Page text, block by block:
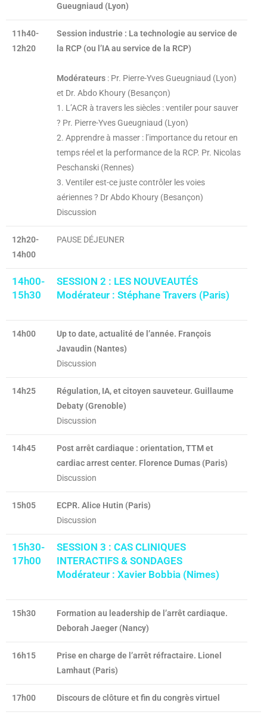
Gueugniaud (Lyon)
11h40-
12h20
Session industrie : La technologie au service de
la RCP (ou l’IA au service de la RCP)
Modérateurs : Pr. Pierre-Yves Gueugniaud (Lyon)
et Dr. Abdo Khoury (Besançon)
1. L’ACR à travers les siècles : ventiler pour sauver
? Pr. Pierre-Yves Gueugniaud (Lyon)
2. Apprendre à masser : l’importance du retour en
temps réel et la performance de la RCP. Pr. Nicolas
Peschanski (Rennes)
3. Ventiler est-ce juste contrôler les voies
aériennes ? Dr Abdo Khoury (Besançon)
Discussion
12h20-
14h00
PAUSE DÉJEUNER
14h00-
15h30
SESSION 2 : LES NOUVEAUTÉS
Modérateur : Stéphane Travers (Paris)
14h00
Up to date, actualité de l’année. François
Javaudin (Nantes)
Discussion
14h25
Régulation, IA, et citoyen sauveteur. Guillaume
Debaty (Grenoble)
Discussion
14h45
Post arrêt cardiaque : orientation, TTM et
cardiac arrest center. Florence Dumas (Paris)
Discussion
15h05
ECPR. Alice Hutin (Paris)
Discussion
15h30-
17h00
SESSION 3 : CAS CLINIQUES
INTERACTIFS & SONDAGES
Modérateur : Xavier Bobbia (Nimes)
15h30
Formation au leadership de l’arrêt cardiaque.
Deborah Jaeger (Nancy)
16h15
Prise en charge de l’arrêt réfractaire. Lionel
Lamhaut (Paris)
17h00 Discours de clôture et fin du congrès virtuel